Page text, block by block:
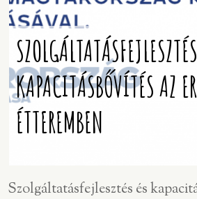
KAPACITÁSBŐVÍTÉS AZ
ÉTTEREMBEN
Szolgáltatásfejlesztés és